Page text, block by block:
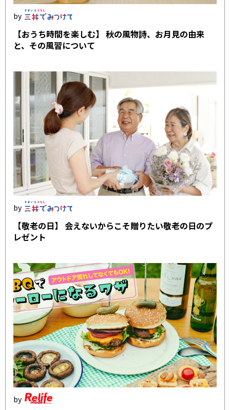
【おうち時間を楽しむ】 秋の風物詩、お月見の由来
と、その風習について
【敬老の日】 会えないからこそ贈りたい敬老の日のプ
レゼント